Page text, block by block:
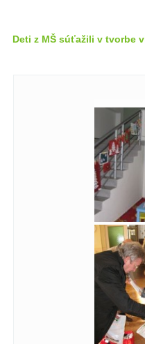
Deti z MŠ súťažili v tvorbe